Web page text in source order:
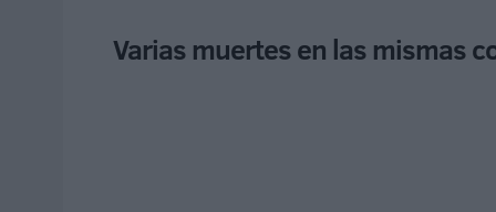
Varias muertes en las mismas